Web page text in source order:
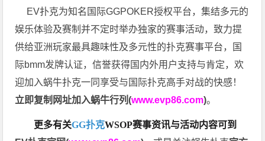
EV扑克为知名国际GGPOKER授权平台，集结多元的
娱乐体验及赛制并不定时举办独家的赛事活动，致力提
供给亚洲玩家最具趣味性及多元性的扑克赛事平台，国
际bmm发牌认证，信誉获得国内外用户支持与肯定，欢
迎加入蜗牛扑克一同享受与国际扑克高手对战的快感！
立即复制网址加入蜗牛行列(www.evp86.com)。
更多有关GG扑克WSOP赛事资讯与活动内容可到